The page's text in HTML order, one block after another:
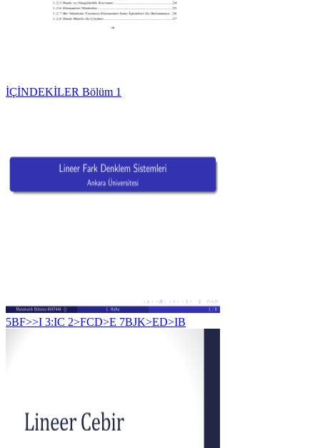
İÇİNDEKİLER Bölüm 1
5BF>>I 3:IC 2>FCD>E 7BJK>ED>IB